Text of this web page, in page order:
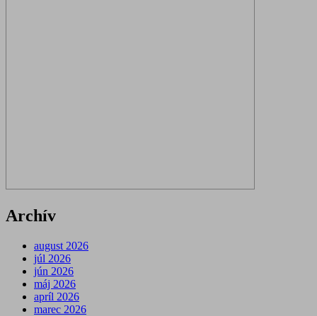
Archív
august 2026
júl 2026
jún 2026
máj 2026
apríl 2026
marec 2026